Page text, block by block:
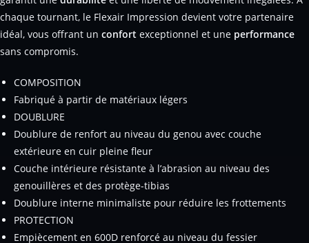
chaque tournant, le Flexair Impression devient votre partenaire
idéal, vous offrant un confort exceptionnel et une performance
sans compromis.
COMPOSITION
Fabriqué à partir de matériaux légers
DOUBLURE
Doublure de renfort au niveau du genou avec couche
extérieure en cuir pleine fleur
Couche intérieure résistante à l’abrasion au niveau des
genouillères et des protège-tibias
Doublure interne minimaliste pour réduire les frottements
PROTECTION
Empiècement en 600D renforcé au niveau du fessier